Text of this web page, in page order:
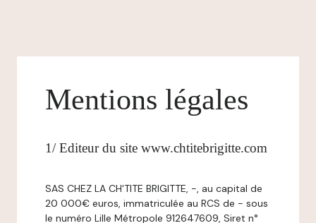
Mentions légales
1/ Editeur du site www.chtitebrigitte.com
SAS CHEZ LA CH'TITE BRIGITTE, -, au capital de
20 000€ euros, immatriculée au RCS de - sous
le numéro Lille Métropole 912647609, Siret n°